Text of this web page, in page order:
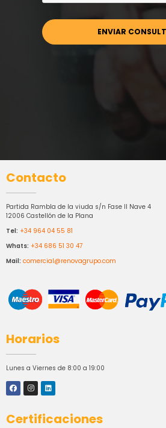
Contacto
Partida Rambla de la viuda s/n Fase II Nave 4
12006 Castellón de la Plana
Tel: +34 964 04 55 81
Whats: +34 686 51 30 47
Mail: comercial@renovagrupo.com
Horarios
Lunes a Viernes de 8:00 a 19:00
Certificaciones